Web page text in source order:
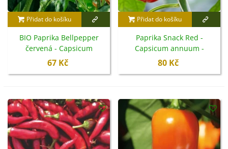
Přidat do košíku
BIO Paprika Bellpepper
červená - Capsicum
annuum - bio semena - 6 ks
67 Kč
Přidat do košíku
Paprika Snack Red -
Capsicum annuum -
semena - 6 ks
80 Kč